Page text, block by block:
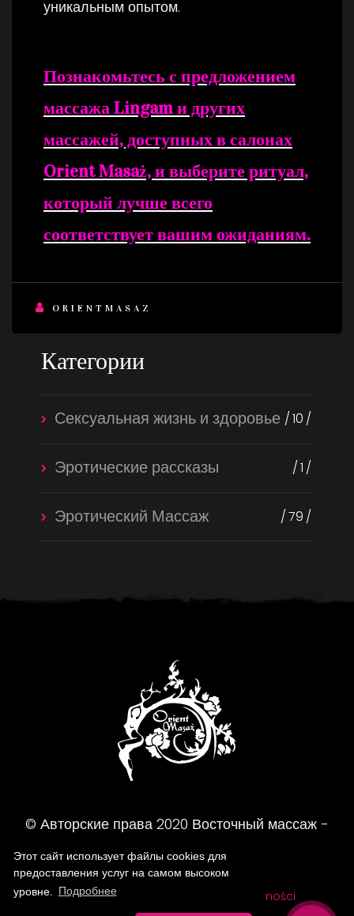
Этот сайт использует файлы cookies для
предоставления услуг на самом высоком
уровне.
Подробнее
уникальным опытом.
Познакомьтесь с предложением
массажа Lingam и других
массажей, доступных в салонах
Orient Masaż, и выберите ритуал,
который лучше всего
соответствует вашим ожиданиям.
ORIENTMASAZ
Категории
Сексуальная жизнь и здоровье 10
Эротические рассказы 1
Эротический Массаж 79
© Авторские права 2020 Восточный массаж -
Массажный салон
FAQ Regulamin Polityka prywatności